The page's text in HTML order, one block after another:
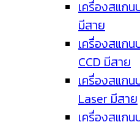
เครื่องสแกน
มีสาย
เครื่องสแกน
CCD มีสาย
เครื่องสแกน
Laser มีสาย
เครื่องสแกน